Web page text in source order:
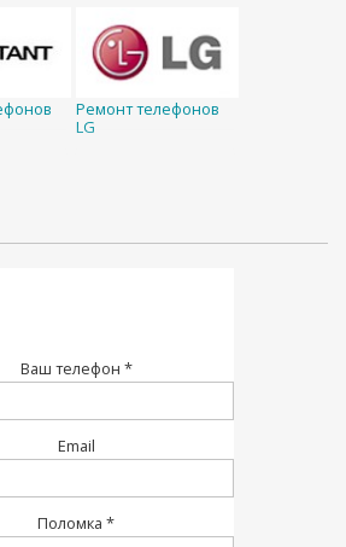
Ремонт телефонов
LG
Ваш телефон *
Email
Поломка *